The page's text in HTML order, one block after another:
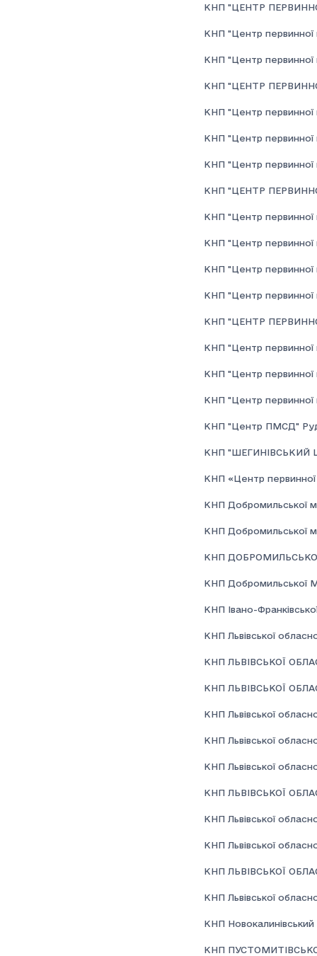
КНП "ЦЕНТР
КНП "Центр первинної
КНП "Центр первинної
КНП "ЦЕНТР
КНП "Центр первинної
КНП "Центр первинної
КНП "Центр первинної
КНП "ЦЕНТР
КНП "Центр первинної
КНП "Центр первинної
КНП "Центр первинної
КНП "Центр первинної
КНП "ЦЕНТР
КНП "Центр первинної
КНП "Центр первинної
КНП "Центр первинної
КНП "Центр ПМСД"
КНП "ШЕГИНІВСЬКИЙ
КНП «Центр первинної
КНП Добромильської
КНП Добромильської
КНП
КНП Добромильської
КНП Івано-
КНП Львівської
КНП ЛЬВІВСЬКОЇ
КНП ЛЬВІВСЬКОЇ
КНП Львівської
КНП Львівської
КНП Львівської
КНП ЛЬВІВСЬКОЇ
КНП Львівської
КНП Львівської
КНП ЛЬВІВСЬКОЇ
КНП Львівської
КНП
КНП